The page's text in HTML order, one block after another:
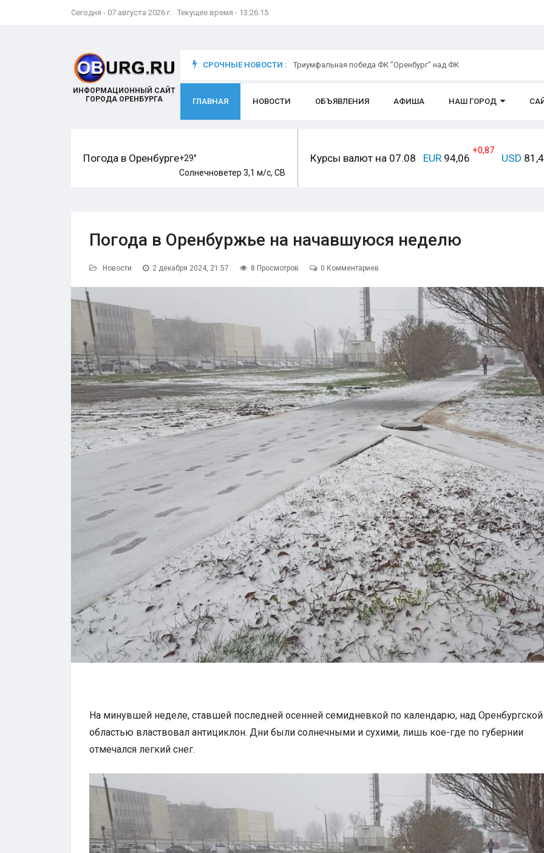
Сегодня - 07 августа 2026 г. Текущее время - 13:26:17
ИНФОРМАЦИОННЫЙ САЙТ
ГОРОДА ОРЕНБУРГА
СРОЧНЫЕ НОВОСТИ :
происходит с игроком Триумфальная победа ФК "Оренбург" над ФК
ГЛАВНАЯ НОВОСТИ ОБЪЯВЛЕНИЯ АФИША НАШ ГОРОД
Погода в Оренбурге+29°
Солнечноветер 3,1 м/с, СВ
Курсы валют на 07.08 EUR 94,06
+0,87
USD
Погода в Оренбуржье на начавшуюся неделю
Новости 2 декабря 2024, 21:57 8 Просмотров 0 Комментариев
На минувшей неделе, ставшей последней осенней семидневкой по календарю, над Оренбургской
областью властвовал антициклон. Дни были солнечными и сухими, лишь кое-где по губернии
отмечался легкий снег.